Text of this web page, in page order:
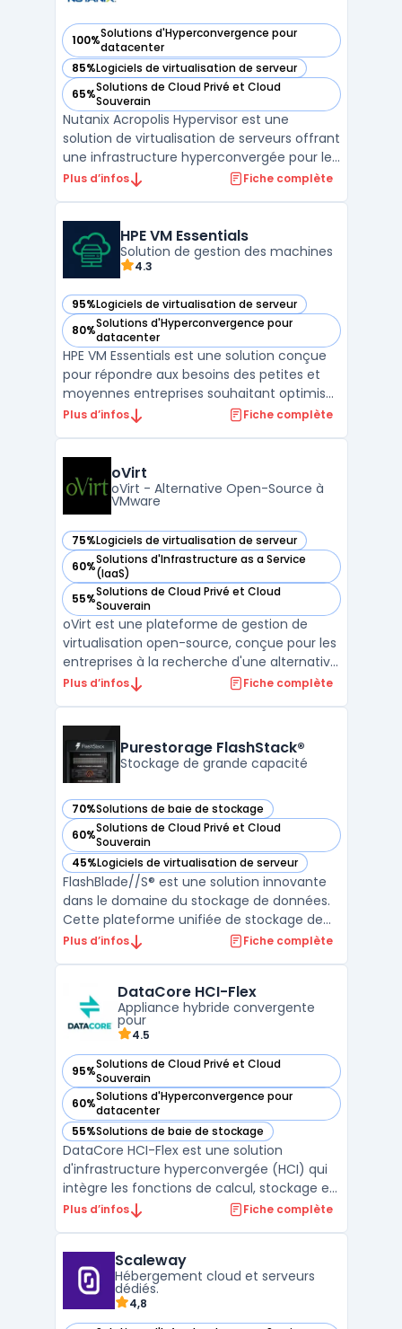
100%Solutions d'Hyperconvergence pour
datacenter
— voir Nutanix Acropolis Hypervisor dans cette catégorie
85%Logiciels de virtualisation de serveur
— voir Nutanix Acropolis Hypervisor dans cette catégorie
65%Solutions de Cloud Privé et Cloud
Souverain
— voir Nutanix Acropolis Hypervisor dans cette catégorie
Nutanix Acropolis Hypervisor est une
solution de virtualisation de serveurs offrant
une infrastructure hyperconvergée pour les
centres de données. Cette solution permet
Nutanix Acropolis Hypervisor utilise une archi
Plus d’infos Fiche complète
HPE VM Essentials
Solution de gestion des machines
4.3
95%Logiciels de virtualisation de serveur
— voir HPE VM Essentials dans cette catégorie
80%Solutions d'Hyperconvergence pour
datacenter
— voir HPE VM Essentials dans cette catégorie
HPE VM Essentials est une solution conçue
pour répondre aux besoins des petites et
moyennes entreprises souhaitant optimiser
la gestion de leurs environnements
d’administration centralisée et des
fonctionnalités adaptées à la ...
Plus d’infos Fiche complète
oVirt
oVirt - Alternative Open-Source à
VMware
75%Logiciels de virtualisation de serveur
— voir oVirt dans cette catégorie
60%Solutions d'Infrastructure as a Service
(IaaS)
— voir oVirt dans cette catégorie
55%Solutions de Cloud Privé et Cloud
Souverain
— voir oVirt dans cette catégorie
oVirt est une plateforme de gestion de
virtualisation open-source, conçue pour les
entreprises à la recherche d'une alternative
robuste à VMware vCenter. En tant que
pour la gestion centralisée de
l'infrastructure vir ...
Plus d’infos Fiche complète
Purestorage FlashStack®
Stockage de grande capacité
70%Solutions de baie de stockage
— voir Purestorage FlashStack® dans cette catégorie
60%Solutions de Cloud Privé et Cloud
Souverain
— voir Purestorage FlashStack® dans cette catégorie
45%Logiciels de virtualisation de serveur
— voir Purestorage FlashStack® dans cette catégorie
FlashBlade//S® est une solution innovante
dans le domaine du stockage de données.
Cette plateforme unifiée de stockage de
fichiers et d'objets est entièrement basée
nécessitant une baie de stockage de très
grande c ...
Plus d’infos Fiche complète
DataCore HCI-Flex
Appliance hybride convergente
pour
4.5
95%Solutions de Cloud Privé et Cloud
Souverain
— voir DataCore HCI-Flex dans cette catégorie
60%Solutions d'Hyperconvergence pour
datacenter
— voir DataCore HCI-Flex dans cette catégorie
55%Solutions de baie de stockage
— voir DataCore HCI-Flex dans cette catégorie
DataCore HCI-Flex est une solution
d'infrastructure hyperconvergée (HCI) qui
intègre les fonctions de calcul, stockage et
réseau dans une seule appliance. Cette
complexité et les coûts. DataCore HCI-Flex
se distingue par sa ...
Plus d’infos Fiche complète
Scaleway
Hébergement cloud et serveurs
dédiés.
4,8